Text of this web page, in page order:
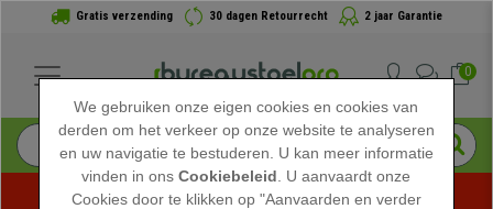
Gratis verzending 30 dagen Retourrecht 2 jaar Garantie
0
We gebruiken onze eigen cookies en cookies van
derden om het verkeer op onze website te analyseren
en uw navigatie te bestuderen. U kan meer informatie
vinden in onsCookiebeleid . U aanvaardt onze
Cookies door te klikken op "Aanvaarden en verder